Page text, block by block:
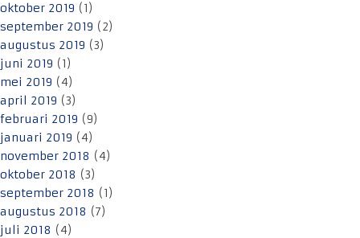
oktober 2019 (1)
september 2019 (2)
augustus 2019 (3)
juni 2019 (1)
mei 2019 (4)
april 2019 (3)
februari 2019 (9)
januari 2019 (4)
november 2018 (4)
oktober 2018 (3)
september 2018 (1)
augustus 2018 (7)
juli 2018 (4)